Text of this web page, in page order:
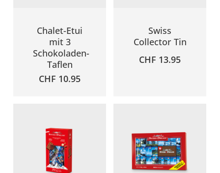
Chalet-Etui
mit 3
Schokoladen-
Taflen
CHF 10.95
Swiss
Collector Tin
CHF 13.95